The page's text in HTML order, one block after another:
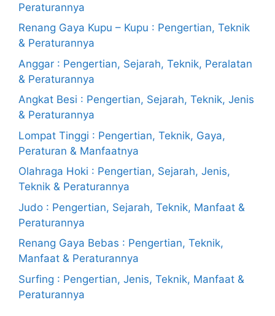
Peraturannya
Renang Gaya Kupu – Kupu : Pengertian, Teknik
& Peraturannya
Anggar : Pengertian, Sejarah, Teknik, Peralatan
& Peraturannya
Angkat Besi : Pengertian, Sejarah, Teknik, Jenis
& Peraturannya
Lompat Tinggi : Pengertian, Teknik, Gaya,
Peraturan & Manfaatnya
Olahraga Hoki : Pengertian, Sejarah, Jenis,
Teknik & Peraturannya
Judo : Pengertian, Sejarah, Teknik, Manfaat &
Peraturannya
Renang Gaya Bebas : Pengertian, Teknik,
Manfaat & Peraturannya
Surfing : Pengertian, Jenis, Teknik, Manfaat &
Peraturannya